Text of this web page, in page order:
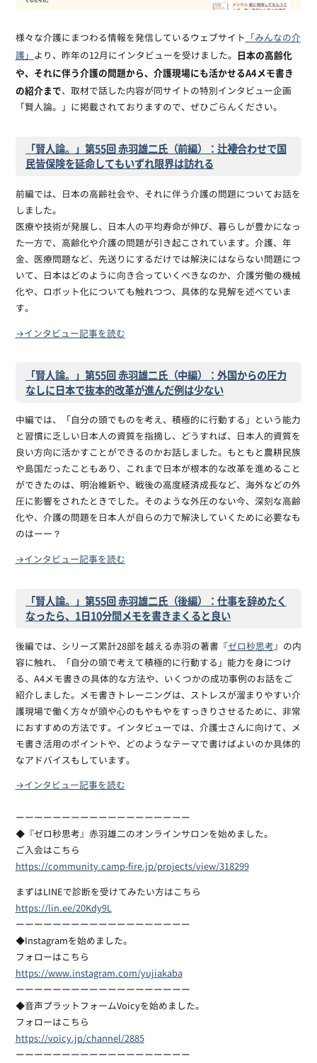
様々な介護にまつわる情報を発信しているウェブサイト
「みんなの介
護」 より、昨年の12月にインタビューを受けました。
日本の高齢化
や、それに伴う介護の問題から、介護現場にも活かせるA4メモ書き
の紹介まで、取材で話した内容が同サイトの特別インタビュー企画
「賢人論。」に掲載されておりますので、ぜひごらんください。
「賢人論。」第55回 赤羽雄二氏（前編）：辻褄合わせで国
民皆保険を延命してもいずれ限界は訪れる
前編では、日本の高齢社会や、それに伴う介護の問題についてお話を
しました。
医療や技術が発展し、日本人の平均寿命が伸び、暮らしが豊かになっ
た一方で、高齢化や介護の問題が引き起こされています。介護、年
金、医療問題など、先送りにするだけでは解決にはならない問題につ
いて、日本はどのように向き合っていくべきなのか、介護労働の機械
化や、ロボット化についても触れつつ、具体的な見解を述べていま
す。
→インタビュー記事を読む
「賢人論。」第55回 赤羽雄二氏（中編）：外国からの圧力
なしに日本で抜本的改革が進んだ例は少ない
中編では、「自分の頭でものを考え、積極的に行動する」という能力
と習慣に乏しい日本人の資質を指摘し、どうすれば、日本人的資質を
良い方向に活かすことができるのかお話しました。もともと農耕民族
や島国だったこともあり、これまで日本が根本的な改革を進めること
ができたのは、明治維新や、戦後の高度経済成長など、海外などの外
圧に影響をされたときでした。そのような外圧のない今、深刻な高齢
化や、介護の問題を日本人が自らの力で解決していくために必要なも
のはーー？
→インタビュー記事を読む
「賢人論。」第55回 赤羽雄二氏（後編）：仕事を辞めたく
なったら、1日10分間メモを書きまくると良い
後編では、シリーズ累計28部を越える赤羽の著書『ゼロ秒思考』の内
容に触れ、「自分の頭で考えて積極的に行動する」能力を身につけ
る、A4メモ書きの具体的な方法や、いくつかの成功事例のお話をご
紹介しました。メモ書きトレーニングは、ストレスが溜まりやすい介
護現場で働く方々が頭や心のもやもやをすっきりさせるために、非常
におすすめの方法です。インタビューでは、介護士さんに向けて、メ
モ書き活用のポイントや、どのようなテーマで書けばよいのか具体的
なアドバイスもしています。
→インタビュー記事を読む
ーーーーーーーーーーーーーーーーーーー
◆『ゼロ秒思考』赤羽雄二のオンラインサロンを始めました。
ご入会はこちら
https://community.camp-fire.jp/projects/view/318299
まずはLINEで診断を受けてみたい方はこちら
https://lin.ee/20Kdy9L
ーーーーーーーーーーーーーーーーーーー
◆Instagramを始めました。
フォローはこちら
https://www.instagram.com/yujiakaba
ーーーーーーーーーーーーーーーーーーー
◆音声プラットフォームVoicyを始めました。
フォローはこちら
https://voicy.jp/channel/2885
ーーーーーーーーーーーーーーーーーーー